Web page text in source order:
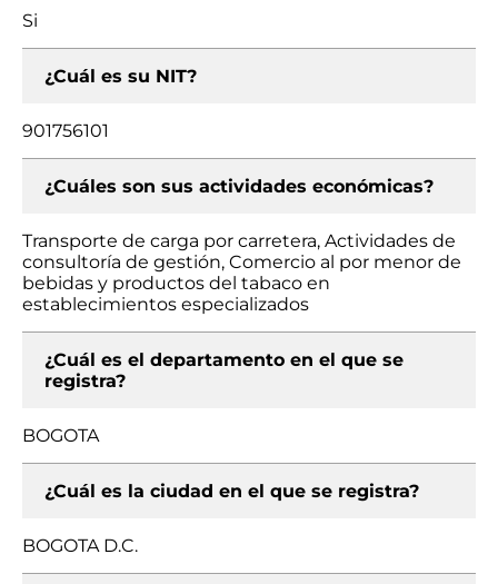
Si
¿Cuál es su NIT?
901756101
¿Cuáles son sus actividades económicas?
Transporte de carga por carretera, Actividades de
consultoría de gestión, Comercio al por menor de
bebidas y productos del tabaco en
establecimientos especializados
¿Cuál es el departamento en el que se
registra?
BOGOTA
¿Cuál es la ciudad en el que se registra?
BOGOTA D.C.